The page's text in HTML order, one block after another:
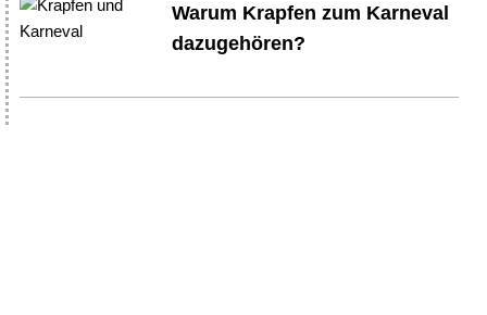
Warum Krapfen zum Karneval
dazugehören?